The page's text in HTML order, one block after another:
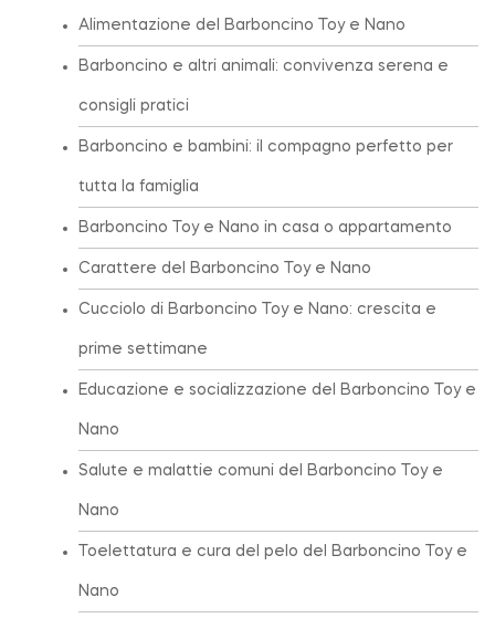
Alimentazione del Barboncino Toy e Nano
Barboncino e altri animali: convivenza serena e
consigli pratici
Barboncino e bambini: il compagno perfetto per
tutta la famiglia
Barboncino Toy e Nano in casa o appartamento
Carattere del Barboncino Toy e Nano
Cucciolo di Barboncino Toy e Nano: crescita e
prime settimane
Educazione e socializzazione del Barboncino Toy e
Nano
Salute e malattie comuni del Barboncino Toy e
Nano
Toelettatura e cura del pelo del Barboncino Toy e
Nano